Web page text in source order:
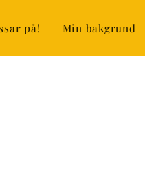
på! Min bakgrund